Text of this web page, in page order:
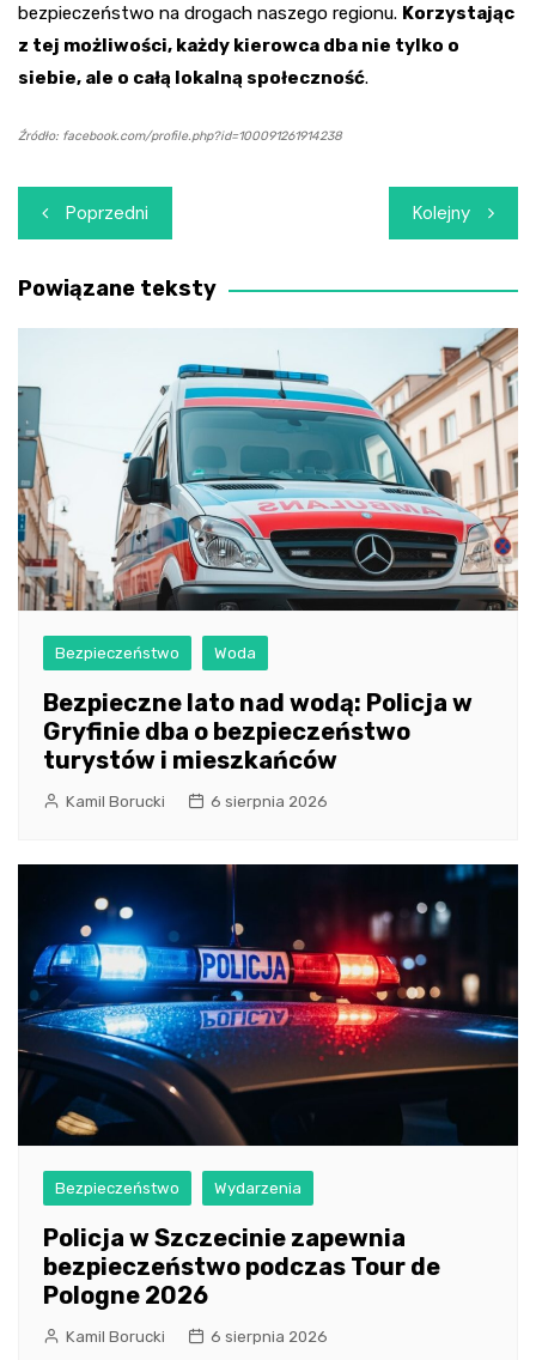
bezpieczeństwo na drogach naszego regionu. Korzystając
z tej możliwości, każdy kierowca dba nie tylko o
siebie, ale o całą lokalną społeczność.
Źródło: facebook.com/profile.php?id=100091261914238
Nawigacja
wpisu
Poprzedni Kolejny
Powiązane teksty
Bezpieczeństwo Woda
Bezpieczne lato nad wodą: Policja w
Gryfinie dba o bezpieczeństwo
turystów i mieszkańców
Kamil Borucki 6 sierpnia 2026
Bezpieczeństwo Wydarzenia
Policja w Szczecinie zapewnia
bezpieczeństwo podczas Tour de
Pologne 2026
Kamil Borucki 6 sierpnia 2026